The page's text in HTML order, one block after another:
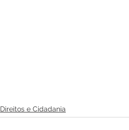
Direitos e Cidadania